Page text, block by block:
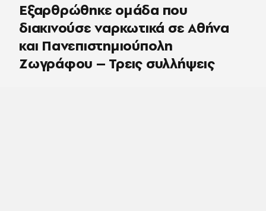
Εξαρθρώθηκε ομάδα που
διακινούσε ναρκωτικά σε Αθήνα
και Πανεπιστημιούπολη
Ζωγράφου – Τρεις συλλήψεις